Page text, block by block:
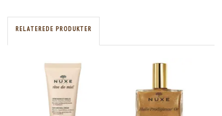
RELATEREDE PRODUKTER